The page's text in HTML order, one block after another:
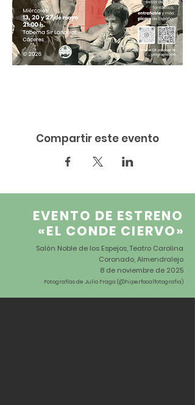
Compartir este evento
EVENTO DE ESTRENO
«EL CONDE CIERVO»
Salón Noble de los Espejos, Teatro Carolina
Coronado, Almendralejo
8 de noviembre de 2025
Fotografías de Julio Fraga (@hiperfocalfotografia)